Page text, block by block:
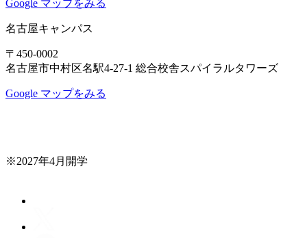
Google マップをみる
名古屋キャンパス
〒450-0002
名古屋市中村区名駅4-27-1 総合校舎スパイラルタワーズ
Google マップをみる
※2027年4月開学